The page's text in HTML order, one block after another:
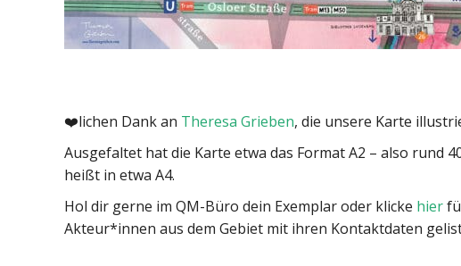
❤️lichen Dank an Theresa Grieben, die unsere Karte
Ausgefaltet hat die Karte etwa das Format A2 – also rund
heißt in etwa A4.
Hol dir gerne im QM-Büro dein Exemplar oder klicke hier
Akteur*innen aus dem Gebiet mit ihren Kontaktdaten